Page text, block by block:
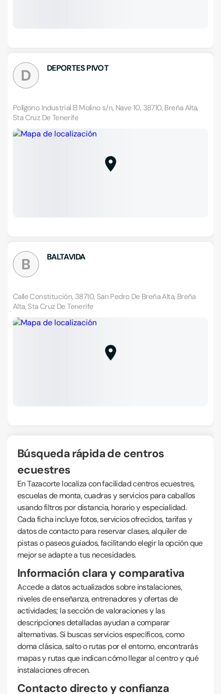
D DEPORTES PIVOT
Polígono Industrial El Molino s/n, Nave 10, 38710, Breña Alta,
Sta Cruz De Tenerife
B BALTAVIDA
Calle Constitución, 38710, San Pedro De Breña Alta, Breña
Alta, Sta Cruz De Tenerife
Búsqueda rápida de centros
ecuestres
En Tazacorte localiza con facilidad centros ecuestres,
escuelas de monta, cuadras y servicios para caballos
usando filtros por distancia, horario y especialidad.
Cada ficha incluye fotos, servicios ofrecidos, tarifas y
datos de contacto para reservar clases, alquiler de
pistas o paseos guiados, facilitando elegir la opción que
mejor se adapte a tus necesidades.
Información clara y comparativa
Accede a datos actualizados sobre instalaciones,
niveles de enseñanza, entrenadores y ofertas de
actividades; la sección de valoraciones y las
descripciones detalladas ayudan a comparar
alternativas. Si buscas servicios específicos, como
doma clásica, salto o rutas por el entorno, encontrarás
mapas y rutas que indican cómo llegar al centro y qué
instalaciones ofrecen.
Contacto directo y confianza